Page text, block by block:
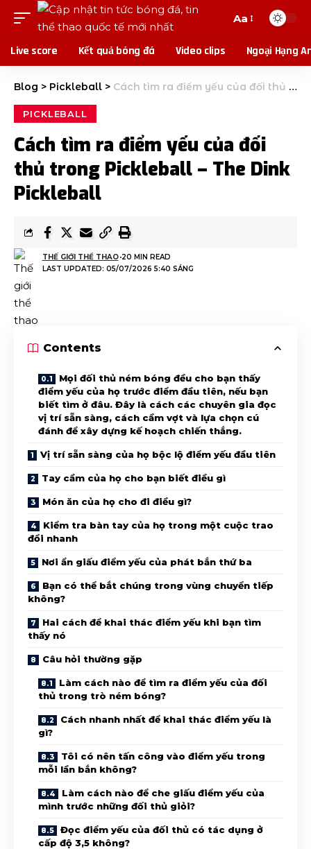
Aa
Live score Kết quả bóng đá Video clips Ngoại Hạng
Blog > Pickleball > Cách tìm ra điểm yếu của đối thủ trong Pickleball – The Dink Pickleball
PICKLEBALL
Cách tìm ra điểm yếu của đối
thủ trong Pickleball – The Dink
Pickleball
LAST UPDATED: 05/07/2026 5:40 SÁNG
THẾ GIỚI THỂ THAO 20 MIN READ
Contents
Mọi đối thủ ném bóng đều cho bạn thấy
điểm yếu của họ trước điểm đầu tiên, nếu bạn
biết tìm ở đâu. Đây là cách các chuyên gia đọc
vị trí sẵn sàng, cách cầm vợt và lựa chọn cú
đánh để xây dựng kế hoạch chiến thắng.
Vị trí sẵn sàng của họ bộc lộ điểm yếu đầu tiên
Tay cầm của họ cho bạn biết điều gì
Món ăn của họ cho đi điều gì?
Kiểm tra bàn tay của họ trong một cuộc trao
đổi nhanh
Nơi ẩn giấu điểm yếu của phát bắn thứ ba
Bạn có thể bắt chúng trong vùng chuyển tiếp
không?
Hai cách để khai thác điểm yếu khi bạn tìm
thấy nó
Câu hỏi thường gặp
Làm cách nào để tìm ra điểm yếu của đối
thủ trong trò ném bóng?
Cách nhanh nhất để khai thác điểm yếu là
gì?
Tôi có nên tấn công vào điểm yếu trong
mỗi lần bắn không?
Làm cách nào để che giấu điểm yếu của
mình trước những đối thủ giỏi?
Đọc điểm yếu của đối thủ có tác dụng ở
cấp độ 3,5 không?